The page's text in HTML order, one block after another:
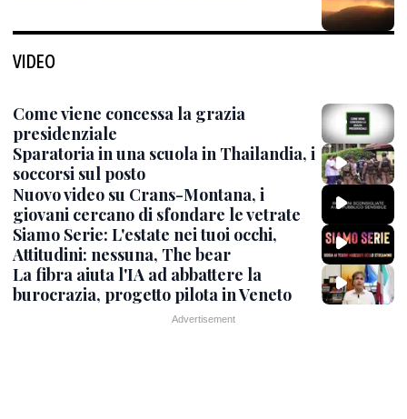
VIDEO
Come viene concessa la grazia
presidenziale
Sparatoria in una scuola in Thailandia, i
soccorsi sul posto
Nuovo video su Crans-Montana, i
giovani cercano di sfondare le vetrate
Siamo Serie: L'estate nei tuoi occhi,
Attitudini: nessuna, The bear
La fibra aiuta l'IA ad abbattere la
burocrazia, progetto pilota in Veneto